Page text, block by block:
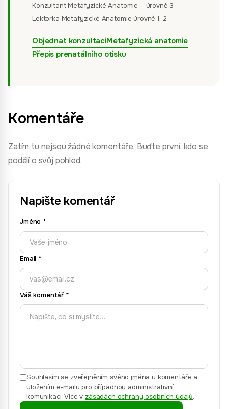
Konzultant Metafyzické Anatomie – úrovně 3
Lektorka Metafyzické Anatomie úrovně 1, 2
Objednat konzultaciMetafyzická anatomie
Přepis prenatálního otisku
Komentáře
Zatím tu nejsou žádné komentáře. Buďte první, kdo se
podělí o svůj pohled.
Napište komentář
Jméno *
Email *
Váš komentář *
Souhlasím se zveřejněním svého jména u komentáře a
uložením e-mailu pro případnou administrativní
komunikaci. Více v zásadách ochrany osobních údajů.